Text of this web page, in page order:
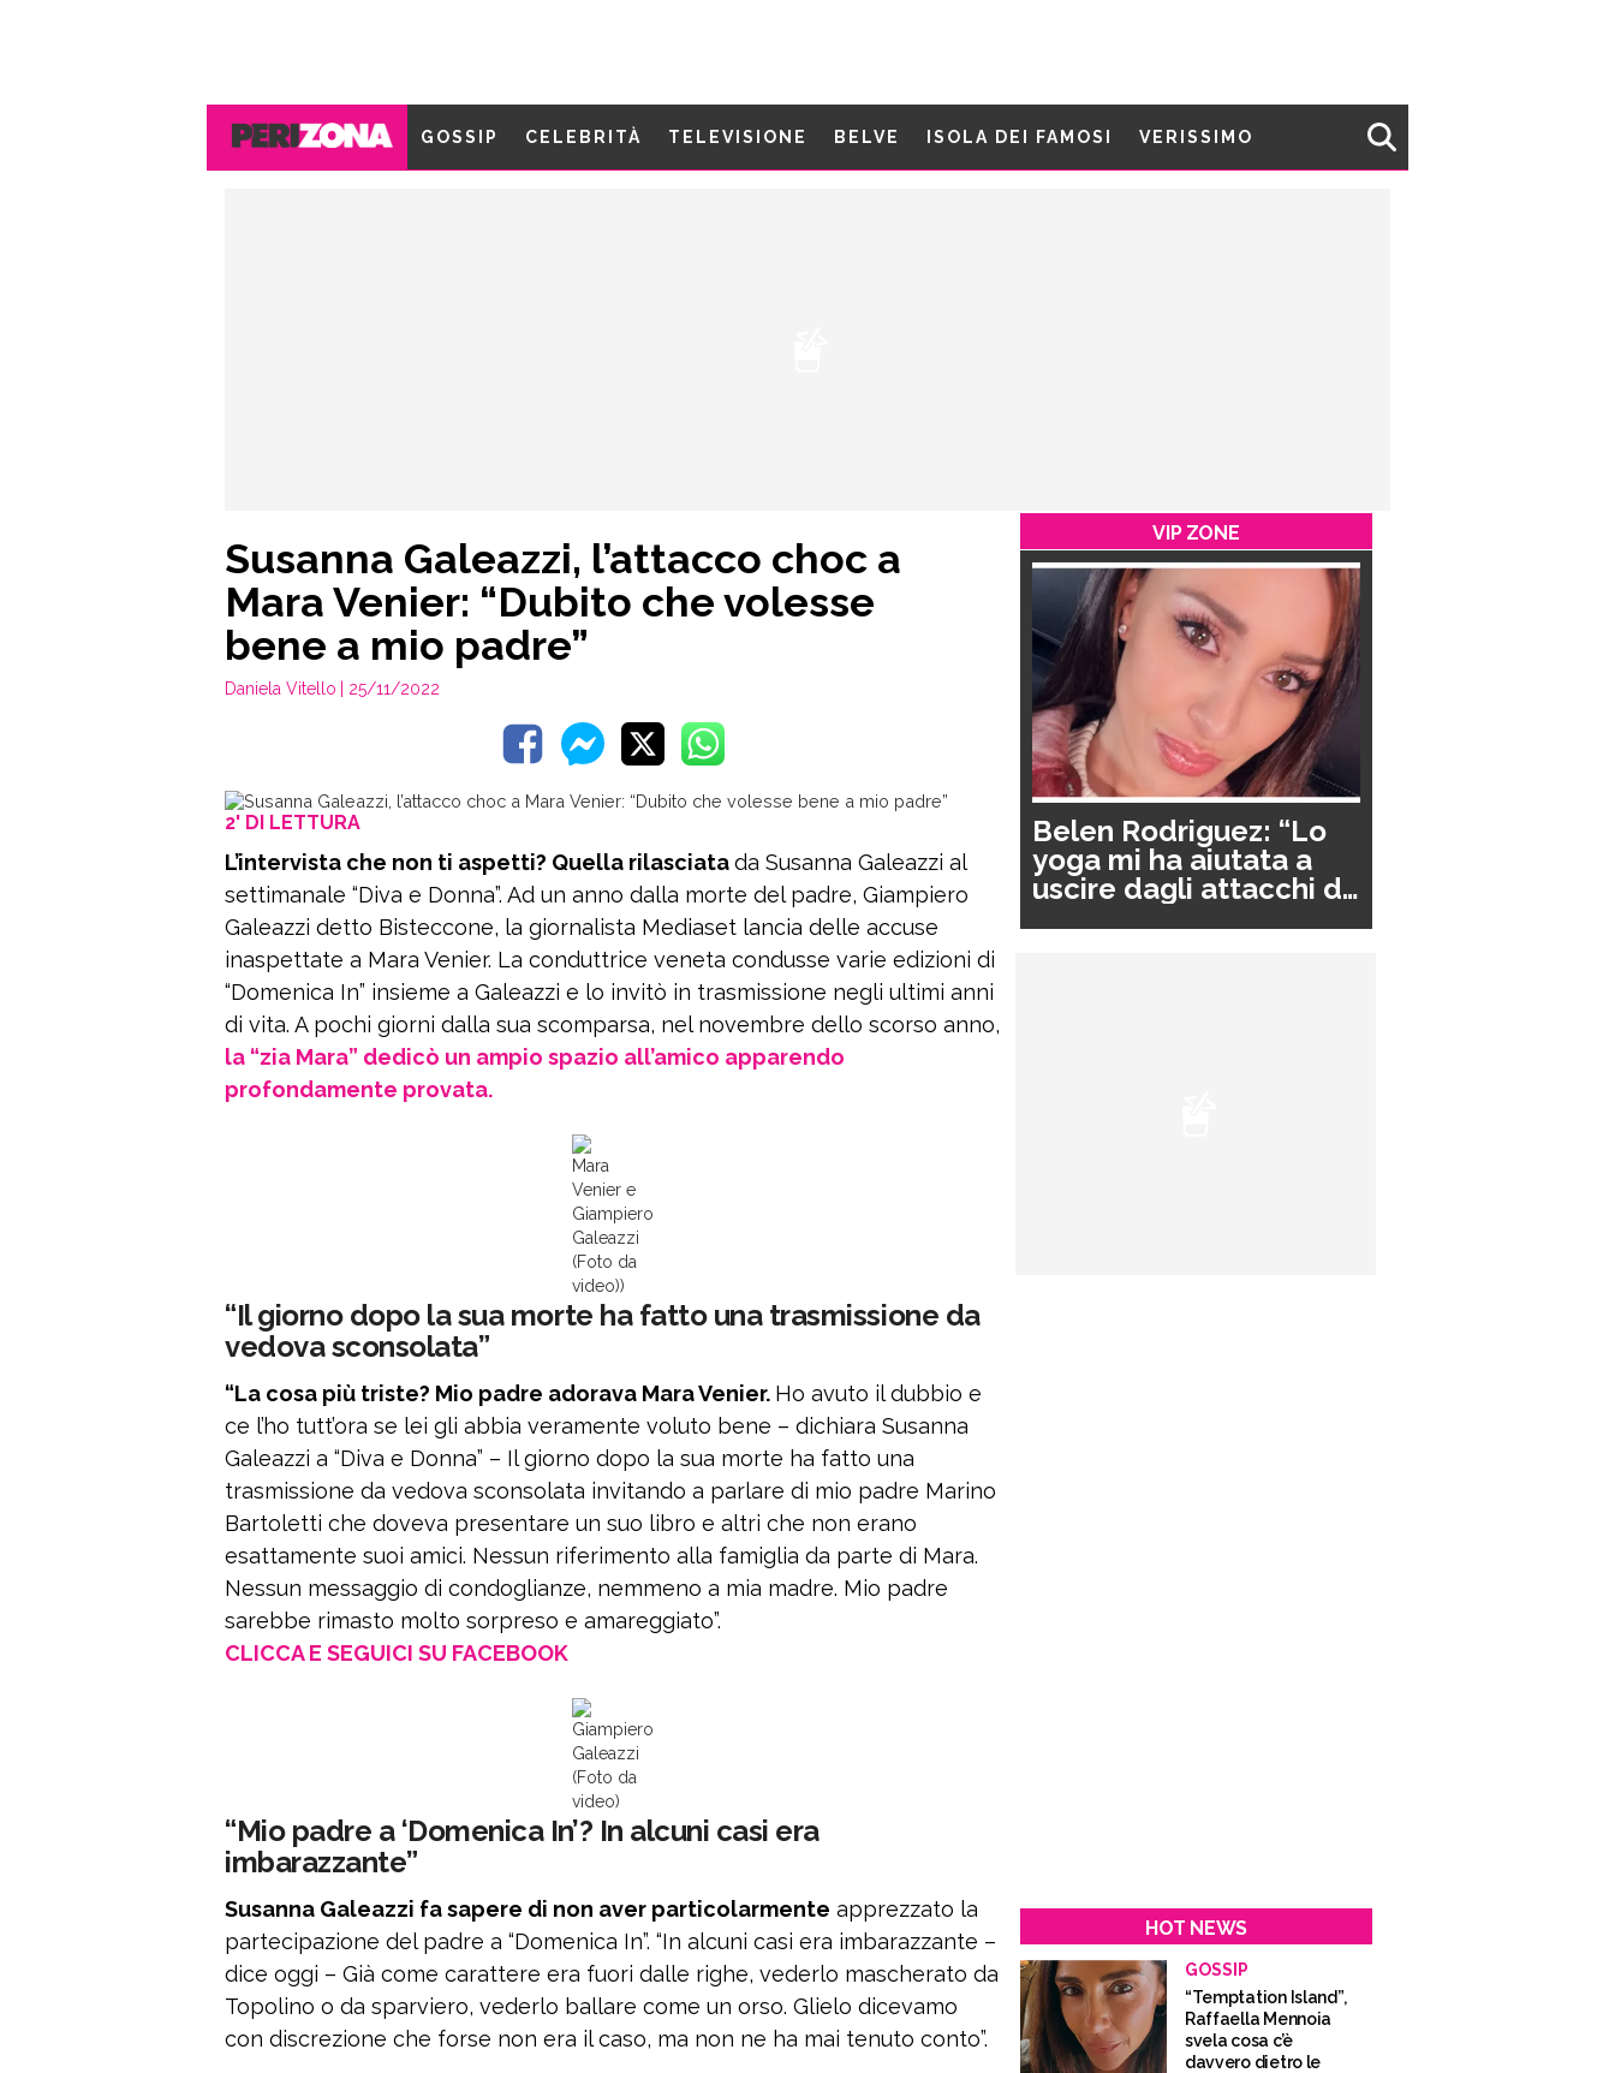
GOSSIP CELEBRITÀ TELEVISIONE BELVE ISOLA DEI FAMOSI VERISSIMO
Susanna Galeazzi, l’attacco choc a
Mara Venier: “Dubito che volesse
bene a mio padre”
Daniela Vitello | 25/11/2022
2' DI LETTURA
L’intervista che non ti aspetti? Quella rilasciatada Susanna Galeazzi al
settimanale “Diva e Donna”. Ad un anno dalla morte del padre, Giampiero
Galeazzi detto Bisteccone, la giornalista Mediaset lancia delle accuse
inaspettate a Mara Venier. La conduttrice veneta condusse varie edizioni di
“Domenica In” insieme a Galeazzi e lo invitò in trasmissione negli ultimi anni
di vita. A pochi giorni dalla sua scomparsa, nel novembre dello scorso anno,
la “zia Mara” dedicò un ampio spazio all’amico apparendo
profondamente provata.
Mara
Venier e
Giampiero
Galeazzi
(Foto da
video))
“Il giorno dopo la sua morte ha fatto una trasmissione da
vedova sconsolata”
“La cosa più triste? Mio padre adorava Mara Venier. Ho avuto il dubbio e
ce l’ho tutt’ora se lei gli abbia veramente voluto bene – dichiara Susanna
Galeazzi a “Diva e Donna” – Il giorno dopo la sua morte ha fatto una
trasmissione da vedova sconsolata invitando a parlare di mio padre Marino
Bartoletti che doveva presentare un suo libro e altri che non erano
esattamente suoi amici. Nessun riferimento alla famiglia da parte di Mara.
Nessun messaggio di condoglianze, nemmeno a mia madre. Mio padre
sarebbe rimasto molto sorpreso e amareggiato”.
CLICCA E SEGUICI SU FACEBOOK
Giampiero
Galeazzi
(Foto da
video)
“Mio padre a ‘Domenica In’? In alcuni casi era
imbarazzante”
Susanna Galeazzi fa sapere di non aver particolarmente apprezzato la
partecipazione del padre a “Domenica In”. “In alcuni casi era imbarazzante –
dice oggi – Già come carattere era fuori dalle righe, vederlo mascherato da
Topolino o da sparviero, vederlo ballare come un orso. Glielo dicevamo
con discrezione che forse non era il caso, ma non ne ha mai tenuto conto”.
VIP ZONE
Belen Rodriguez: “Lo
yoga mi ha aiutata a
uscire dagli attacchi di
HOT NEWS
GOSSIP
“Temptation Island”,
Raffaella Mennoia
svela cosa c’è
davvero dietro le